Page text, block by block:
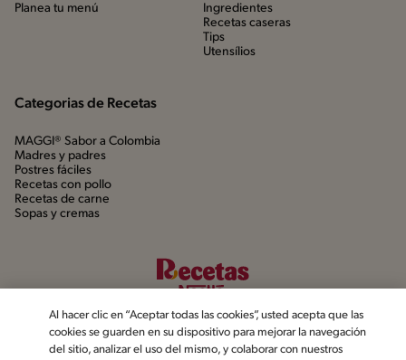
Planea tu menú
Ingredientes
Recetas caseras
Tips
Utensílios
Categorias de Recetas
MAGGI® Sabor a Colombia
Madres y padres
Postres fáciles
Recetas con pollo
Recetas de carne
Sopas y cremas
Al hacer clic en “Aceptar todas las cookies”, usted acepta que las
cookies se guarden en su dispositivo para mejorar la navegación
del sitio, analizar el uso del mismo, y colaborar con nuestros